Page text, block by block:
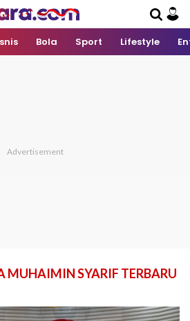
Bola Sport Lifestyle
MUHAIMIN SYARIF TERBARU